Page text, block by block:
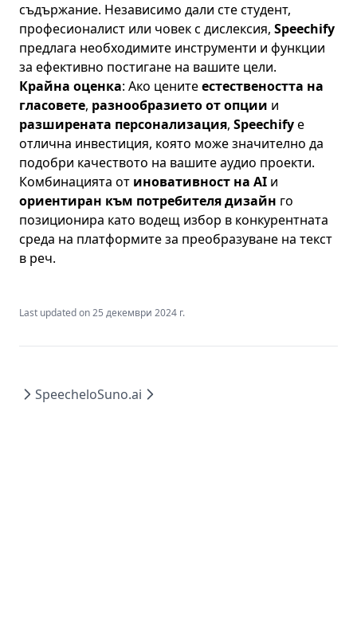
съдържание. Независимо дали сте студент,
професионалист или човек с дислексия, Speechify
предлага необходимите инструменти и функции
за ефективно постигане на вашите цели.
Крайна оценка: Ако ценитеестествеността на
гласовете, разнообразието от опции и
разширената персонализация, Speechifyе
отлична инвестиция, която може значително да
подобри качеството на вашите аудио проекти.
Комбинацията от иновативност на AI и
ориентиран към потребителя дизайн го
позиционира като водещ избор в конкурентната
среда на платформите за преобразуване на текст
в реч.
Last updated on25 декември 2024 г.
SpeecheloSuno.ai